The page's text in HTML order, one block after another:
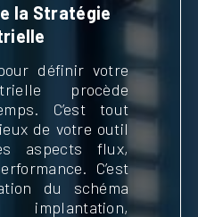
la Stratégie
définir votre
procède
C’est tout
de votre outil
aspects flux,
C’est
du schéma